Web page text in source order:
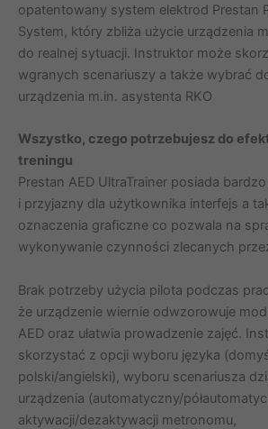
opatentowany system elektrod Prestan
System, który zbliża użycie urządzenia
do realnej sytuacji. Instruktor może
wgranych scenariuszy a także wybrać
urządzenia m.in. asystenta RKO
Wszystko, czego potrzebujesz do
treningu
Prestan AED UltraTrainer posiada
i przyjazny dla użytkownika interfejs a
oznaczenia graficzne co pozwala na
wykonywanie czynności zlecanych
Brak potrzeby użycia pilota podczas
że urządzenie wiernie odwzorowuje
AED oraz ułatwia prowadzenie zajęć.
skorzystać z opcji wyboru języka
polski/angielski), wyboru scenariusza
urządzenia (automatyczny/
aktywacji/dezaktywacji metronomu,